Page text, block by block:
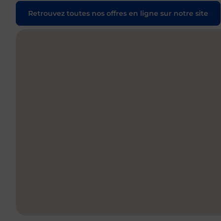
Retrouvez toutes nos offres en ligne sur notre site